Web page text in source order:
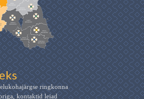
ringkonna
kontaktid leiad